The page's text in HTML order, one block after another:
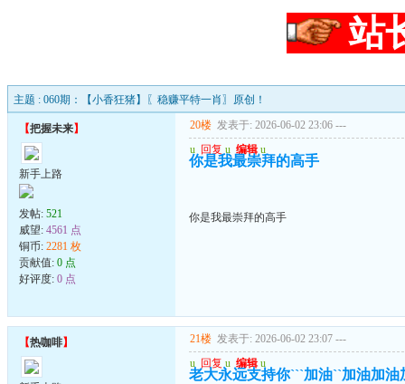
站
主题 : 060期：【小香狂猪】〖稳赚平特一肖〗原创！
【把握未来】
新手上路
发帖: 521
威望: 4561 点
铜币: 2281 枚
贡献值: 0 点
好评度: 0 点
20楼 发表于: 2026-06-02 23:06 ---
u 回复 u 编辑 u
你是我最崇拜的高手
你是我最崇拜的高手
【热咖啡】 21楼 发表于: 2026-06-02 23:07 ---
u 回复 u 编辑 u
老大永远支持你```加油``加油加油